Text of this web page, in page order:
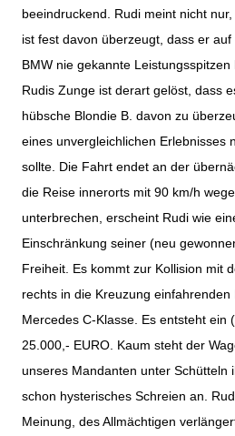
beeindruckend. Rudi meint nicht
ist fest davon überzeugt, dass er
BMW nie gekannte
Rudis Zunge ist derart gelöst, dass
hübsche Blondie B. davon zu
eines unvergleichlichen Erlebnisses
sollte. Die Fahrt endet an der
die Reise innerorts mit 90 km/h
unterbrechen, erscheint Rudi wie
Einschränkung seiner (neu
Freiheit. Es kommt zur Kollision mit
rechts in die Kreuzung
Mercedes C-Klasse. Es entsteht ein
25.000,- EURO. Kaum steht der
unseres Mandanten unter Schütteln
schon hysterisches Schreien an.
Meinung, des Allmächtigen